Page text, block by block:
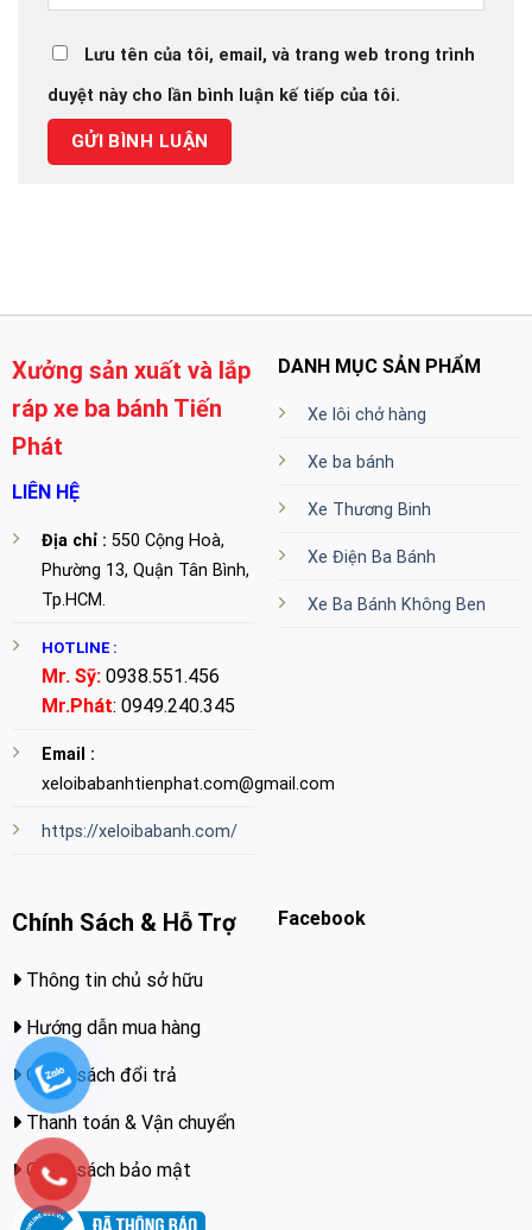
Lưu tên của tôi, email, và trang web trong trình
duyệt này cho lần bình luận kế tiếp của tôi.
Xưởng sản xuất và lắp
ráp xe ba bánh Tiến
Phát
LIÊN HỆ
Địa chỉ : 550 Cộng Hoà,
Phường 13, Quận Tân Bình,
Tp.HCM.
HOTLINE :
Mr. Sỹ:0938.551.456
Mr.Phát: 0949.240.345
Email :
xeloibabanhtienphat.com@gmail.com
https://xeloibabanh.com/
DANH MỤC SẢN PHẨM
Xe lôi chở hàng
Xe ba bánh
Xe Thương Binh
Xe Điện Ba Bánh
Xe Ba Bánh Không Ben
Chính Sách & Hỗ Trợ
Thông tin chủ sở hữu
Hướng dẫn mua hàng
Chính sách đổi trả
Thanh toán & Vận chuyển
Chính sách bảo mật
Facebook